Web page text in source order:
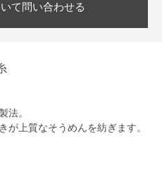
て問い合わせる
。
上質なそうめんを紡ぎます。